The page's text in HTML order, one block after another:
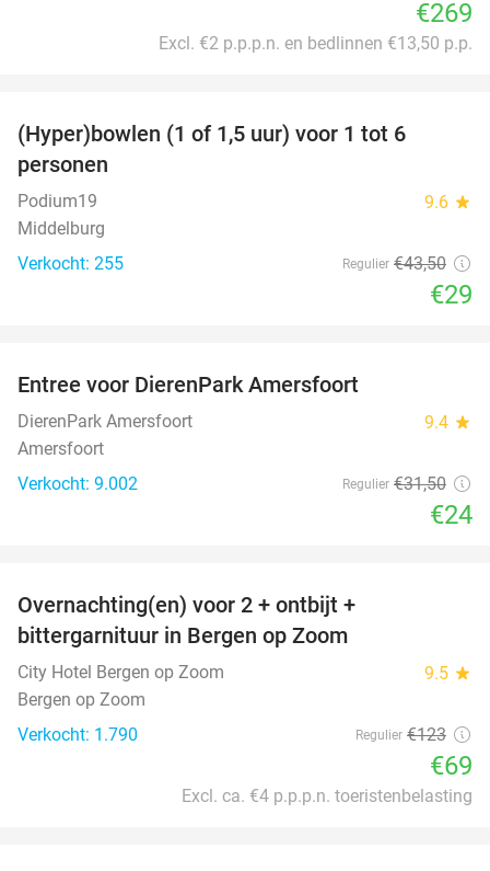
€269
Excl. €2 p.p.p.n. en bedlinnen €13,50 p.p.
(Hyper)bowlen (1 of 1,5 uur) voor 1 tot 6
personen
Podium19 9.6 star
Middelburg
Verkocht: 255
Regulier €43,50
€29
Entree voor DierenPark Amersfoort
DierenPark Amersfoort 9.4 star
Amersfoort
Verkocht: 9.002
Regulier €31,50
€24
Overnachting(en) voor 2 + ontbijt +
bittergarnituur in Bergen op Zoom
City Hotel Bergen op Zoom 9.5 star
Bergen op Zoom
Verkocht: 1.790
Regulier €123
€69
Excl. ca. €4 p.p.p.n. toeristenbelasting